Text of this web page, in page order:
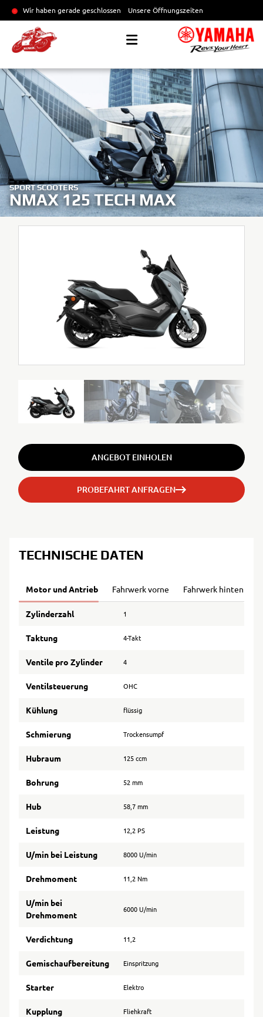
Wir haben gerade geschlossen Unsere Öffnungszeiten
SPORT SCOOTERS
NMAX 125 TECH MAX
ANGEBOT EINHOLEN
PROBEFAHRT ANFRAGEN
TECHNISCHE DATEN
Motor und Antrieb Fahrwerk vorne Fahrwerk hinten
Zylinderzahl 1
Taktung 4-Takt
Ventile pro Zylinder 4
Ventilsteuerung OHC
Kühlung flüssig
Schmierung Trockensumpf
Hubraum 125 ccm
Bohrung 52 mm
Hub 58,7 mm
Leistung 12,2 PS
U/min bei Leistung 8000 U/min
Drehmoment 11,2 Nm
U/min bei
Drehmoment
6000 U/min
Verdichtung 11,2
Gemischaufbereitung Einspritzung
Starter Elektro
Kupplung Fliehkraft